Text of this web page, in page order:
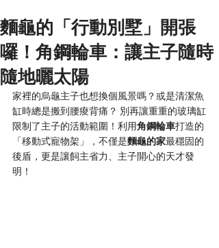
麵龜的「行動別墅」開張
囉！角鋼輪車：讓主子隨時
隨地曬太陽
家裡的烏龜主子也想換個風景嗎？或是清潔魚
缸時總是搬到腰痠背痛？ 別再讓重重的玻璃缸
限制了主子的活動範圍！利用角鋼輪車打造的
「移動式寵物架」，不僅是麵龜的家最穩固的
後盾，更是讓飼主省力、主子開心的天才發
明！